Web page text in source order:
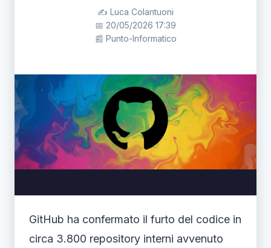
✍️ Luca Colantuoni
📅 20/05/2026 17:39
📰 Punto-Informatico
GitHub ha confermato il furto del codice in
circa 3.800 repository interni avvenuto